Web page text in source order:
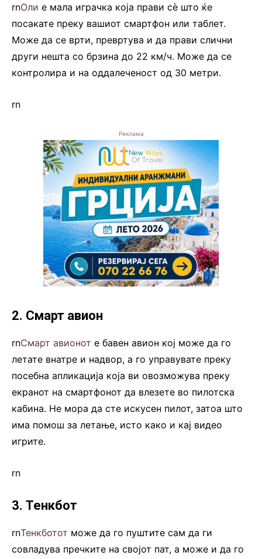
rnОли е мала играчка која прави сè што ќе
посакате преку вашиот смартфон или таблет.
Може да се врти, превртува и да прави слични
други нешта со брзина до 22 км/ч. Може да се
контролира и на оддалеченост од 30 метри.
rn
Реклама
2. Смарт авион
rnСмарт авионот е бавен авион кој може да го
летате внатре и надвор, а го управувате преку
посебна апликација која ви овозможува преку
екранот на смартфонот да влезете во пилотска
кабина. Не мора да сте искусен пилот, затоа што
има помош за летање, исто како и кај видео
игрите.
rn
3. Тенкбот
rnТенкботот може да го пуштите сам да ги
совладува пречките на својот пат, а може и да го